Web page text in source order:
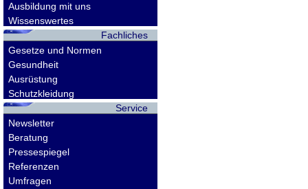
Ausbildung mit uns
Wissenswertes
Fachliches
Gesetze und Normen
Gesundheit
Ausrüstung
Schutzkleidung
Service
Newsletter
Beratung
Pressespiegel
Referenzen
Umfragen